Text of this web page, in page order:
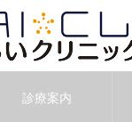
診療案内